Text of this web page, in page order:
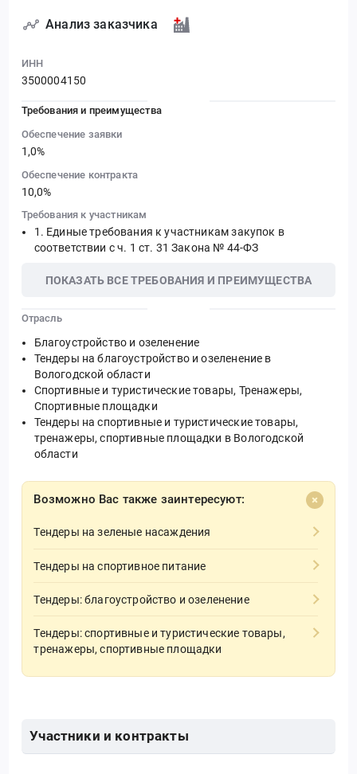
Анализ заказчика
ИНН
3500004150
Требования и преимущества
Обеспечение заявки
1,0%
Обеспечение контракта
10,0%
Требования к участникам
Единые требования к участникам закупок в
соответствии с ч. 1 ст. 31 Закона № 44-ФЗ
ПОКАЗАТЬ ВСЕ ТРЕБОВАНИЯ И ПРЕИМУЩЕСТВА
Отрасль
Благоустройство и озеленение
Тендеры на благоустройство и озеленение в
Вологодской области
Спортивные и туристические товары, Тренажеры,
Спортивные площадки
Тендеры на спортивные и туристические товары,
тренажеры, спортивные площадки в Вологодской
области
Возможно Вас также заинтересуют:
Тендеры на зеленые насаждения
Тендеры на спортивное питание
Тендеры: благоустройство и озеленение
Тендеры: спортивные и туристические товары,
тренажеры, спортивные площадки
Участники и контракты